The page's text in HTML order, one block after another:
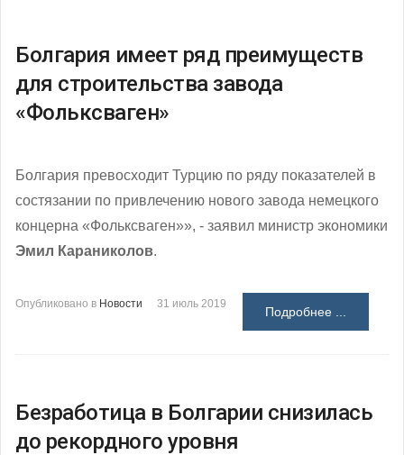
Болгария имеет ряд преимуществ
для строительства завода
«Фольксваген»
Болгария превосходит Турцию по ряду показателей в
состязании по привлечению нового завода немецкого
концерна «Фольксваген»», - заявил министр экономики
Эмил Караниколов.
Опубликовано в Новости 31 июль 2019
Подробнее ...
Безработица в Болгарии снизилась
до рекордного уровня